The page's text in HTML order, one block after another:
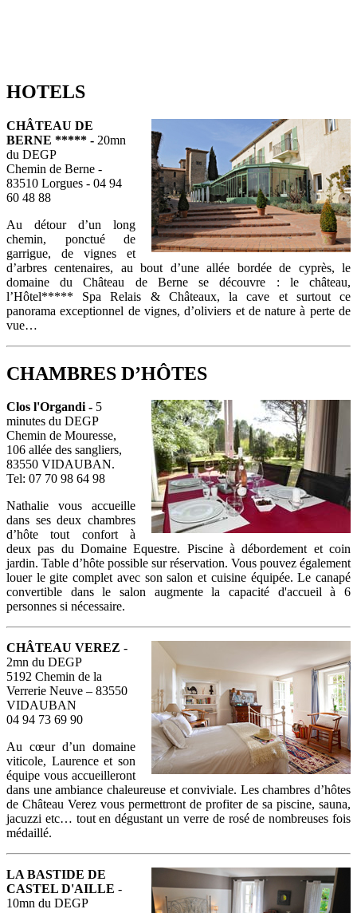
HOTELS
CHÂTEAU DE
BERNE ***** - 20mn
du DEGP
Chemin de Berne -
83510 Lorgues - 04 94
60 48 88
Au détour d’un long
chemin, ponctué de
garrigue, de vignes et
d’arbres centenaires, au bout d’une allée bordée de cyprès, le
domaine du Château de Berne se découvre : le château,
l’Hôtel***** Spa Relais & Châteaux, la cave et surtout ce
panorama exceptionnel de vignes, d’oliviers et de nature à perte de
vue…
CHAMBRES D’HÔTES
Clos l'Organdi - 5
minutes du DEGP
Chemin de Mouresse,
106 allée des sangliers,
83550 VIDAUBAN.
Tel: 07 70 98 64 98
Nathalie vous accueille
dans ses deux chambres
d’hôte tout confort à
deux pas du Domaine Equestre. Piscine à débordement et coin
jardin. Table d’hôte possible sur réservation. Vous pouvez également
louer le gite complet avec son salon et cuisine équipée. Le canapé
convertible dans le salon augmente la capacité d'accueil à 6
personnes si nécessaire.
CHÂTEAU VEREZ -
2mn du DEGP
5192 Chemin de la
Verrerie Neuve – 83550
VIDAUBAN
04 94 73 69 90
Au cœur d’un domaine
viticole, Laurence et son
équipe vous accueilleront
dans une ambiance chaleureuse et conviviale. Les chambres d’hôtes
de Château Verez vous permettront de profiter de sa piscine, sauna,
jacuzzi etc… tout en dégustant un verre de rosé de nombreuses fois
médaillé.
LA BASTIDE DE
CASTEL D'AILLE -
10mn du DEGP